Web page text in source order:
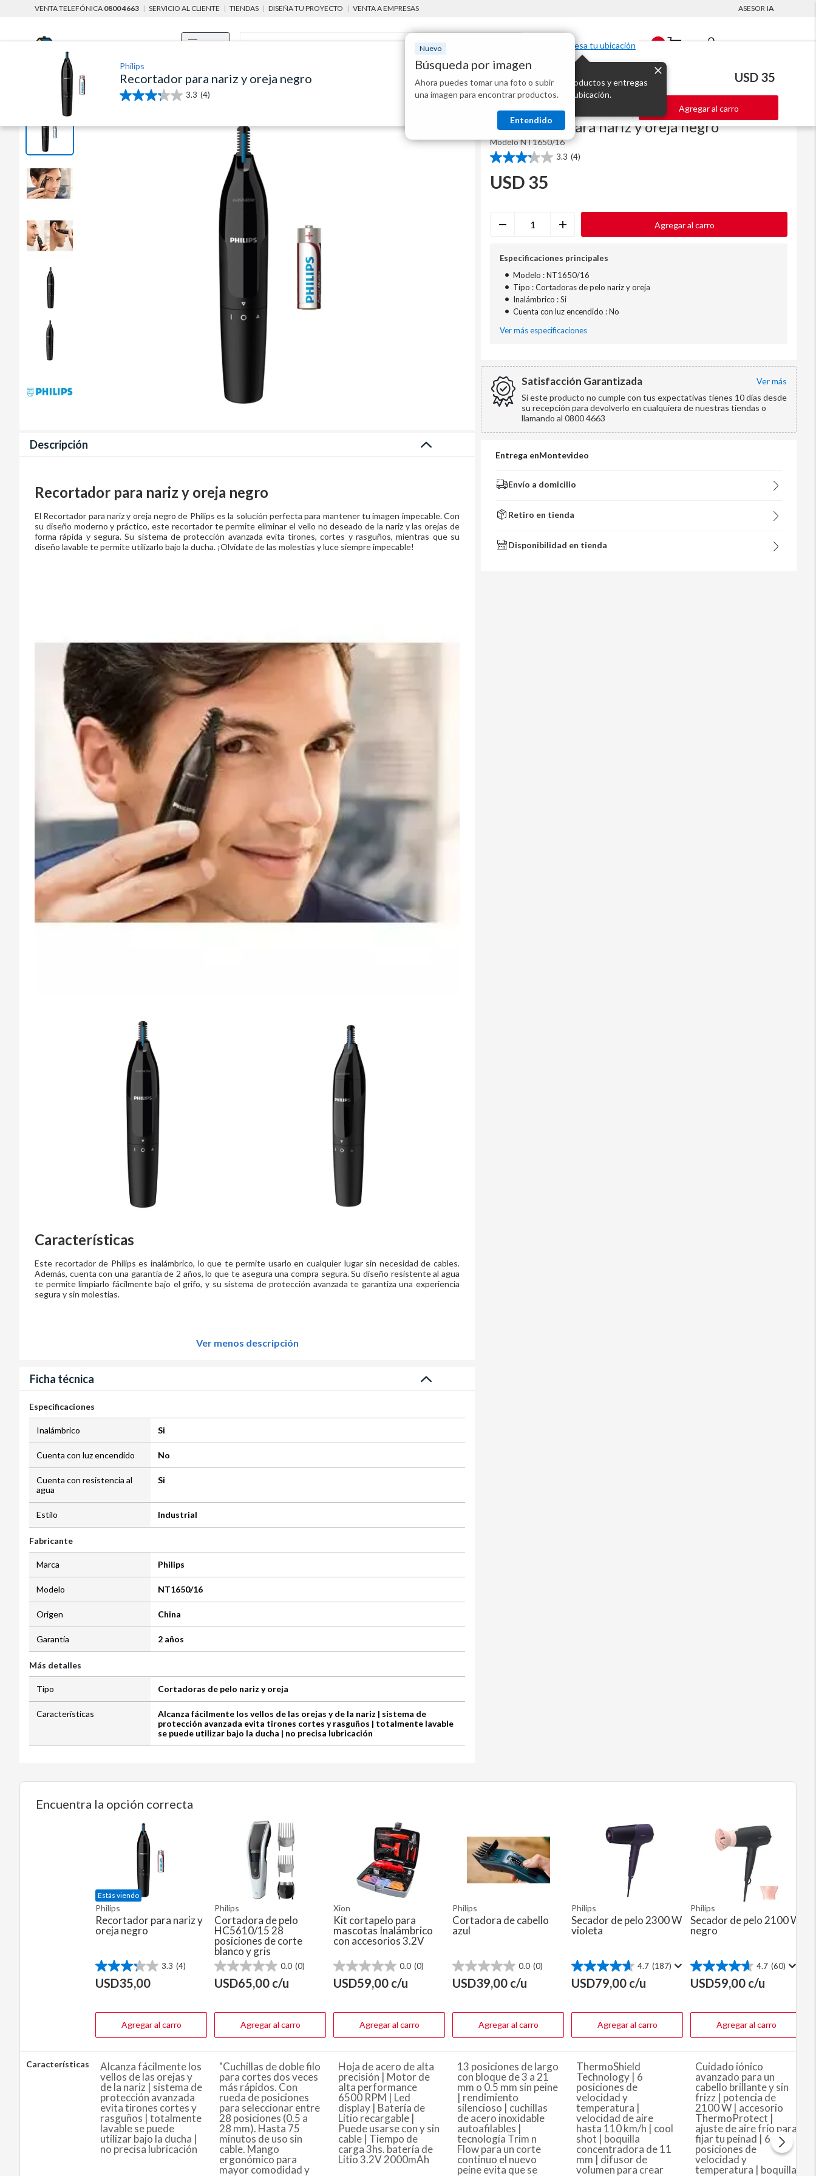
VENTA TELEFÓNICA 0800 4663 | SERVICIO AL CLIENTE | TIENDAS | DISEÑA TU PROYECTO | VENTA A EMPRESAS ASESOR IA
Menú Nuevo
Búsqueda por imagen
Ahora puedes tomar una foto o subir
una imagen para encontrar productos.
Entendido
Ingresa tu ubicación
Mostraremos los productos y entregas
disponibles para tu ubicación.
0 Mi Cuenta
electrohogar y climatización electrodomésticos del hogar cuidado personal Recortador para nariz y oreja negro
Descripción
Recortador para nariz y oreja negro
El Recortador para nariz y oreja negro de Philips es la solución perfecta para mantener tu imagen impecable. Con
su diseño moderno y práctico, este recortador te permite eliminar el vello no deseado de la nariz y las orejas de
forma rápida y segura. Su sistema de protección avanzada evita tirones, cortes y rasguños, mientras que su
diseño lavable te permite utilizarlo bajo la ducha. ¡Olvídate de las molestias y luce siempre impecable!
Características
Este recortador de Philips es inalámbrico, lo que te permite usarlo en cualquier lugar sin necesidad de cables.
Además, cuenta con una garantía de 2 años, lo que te asegura una compra segura. Su diseño resistente al agua
te permite limpiarlo fácilmente bajo el grifo, y su sistema de protección avanzada te garantiza una experiencia
segura y sin molestias.
Ver menos descripción
Ficha técnica
Especificaciones
Inalámbrico Si
Cuenta con luz encendido No
Cuenta con resistencia al
agua
Si
Estilo Industrial
Fabricante
Marca Philips
Modelo NT1650/16
Origen China
Garantía 2 años
Más detalles
Tipo Cortadoras de pelo nariz y oreja
Características
Alcanza fácilmente los vellos de las orejas y de la nariz | sistema de
protección avanzada evita tirones cortes y rasguños | totalmente lavable
se puede utilizar bajo la ducha | no precisa lubricación
Philips Código
Recortador para nariz y oreja negro
ModeloNT1650/16
3.3 (4)
3.3
estrellas.
USD 35
Agregar al carro
Especificaciones principales
• Modelo : NT1650/16
• Tipo : Cortadoras de pelo nariz y oreja
• Inalámbrico : Si
• Cuenta con luz encendido : No
Ver más especificaciones
Satisfacción Garantizada
ver más
Si este producto no cumple con tus expectativas tienes 10 días desde
su recepción para devolverlo en cualquiera de nuestras tiendas o
llamando al 0800 4663
Entrega enMontevideo
Envío a domicilio
Retiro en tienda
Disponibilidad en tienda
Philips
Recortador para nariz y oreja negro
3.3 (4)
3.3
estrellas.
USD 35
Agregar al carro
Encuentra la opción correcta
Estás viendo
Philips
Recortador para nariz y
oreja negro
3.3 (4)
3.3
de
5
USD35,00
Agregar al carro
Philips
Cortadora de pelo
HC5610/15 28
posiciones de corte
blanco y gris
0.0 (0)
0.0
de
5
USD65,00 c/u
Agregar al carro
Xion
Kit cortapelo para
mascotas Inalámbrico
con accesorios 3.2V
0.0 (0)
0.0
de
5
USD59,00 c/u
Agregar al carro
Philips
Cortadora de cabello
azul
0.0 (0)
0.0
de
5
USD39,00 c/u
Agregar al carro
Philips
Secador de pelo 2300 W
violeta
4.7 (187)
4.7
de
5
USD79,00 c/u
Agregar al carro
Philips
Secador de pelo 2100 W
negro
4.7 (60)
4.7
de
5
USD59,00 c/u
Agregar al carro
Características
Alcanza fácilmente los
vellos de las orejas y
de la nariz | sistema de
protección avanzada
evita tirones cortes y
rasguños | totalmente
lavable se puede
utilizar bajo la ducha |
no precisa lubricación
"Cuchillas de doble filo
para cortes dos veces
más rápidos. Con
rueda de posiciones
para seleccionar entre
28 posiciones (0.5 a
28 mm). Hasta 75
minutos de uso sin
cable. Mango
ergonómico para
mayor comodidad y
Hoja de acero de alta
precisión | Motor de
alta performance
6500 RPM | Led
display | Batería de
Litio recargable |
Puede usarse con y sin
cable | Tiempo de
carga 3hs. batería de
Litio 3.2V 2000mAh
13 posiciones de largo
con bloque de 3 a 21
mm o 0.5 mm sin peine
| rendimiento
silencioso | cuchillas
de acero inoxidable
autoafilables |
tecnología Trim n
Flow para un corte
continuo el nuevo
peine evita que se
ThermoShield
Technology | 6
posiciones de
velocidad y
temperatura |
velocidad de aire
hasta 110 km/h | cool
shot | boquilla
concentradora de 11
mm | difusor de
volumen para crear
Cuidado iónico
avanzado para un
cabello brillante y sin
frizz | potencia de
2100 W | accesorio
ThermoProtect |
ajuste de aire frío para
fijar tu peinad | 6
posiciones de
velocidad y
temperatura | boquilla